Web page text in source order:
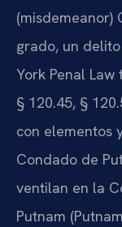
(misdemeanor)
grado, un
York Penal
§ 120.45, §
con elementos
Condado de
ventilan en la
Putnam